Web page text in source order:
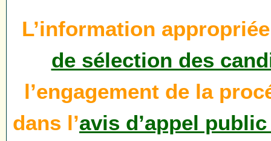
L’information
de sélection des
l’engagement de la
dans l’avis d’appel